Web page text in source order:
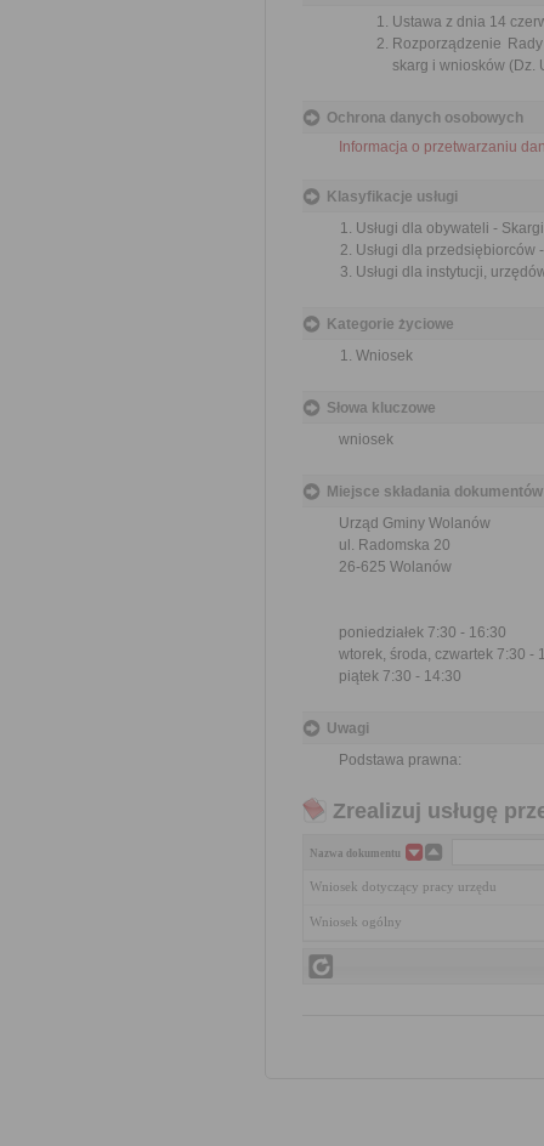
Ustawa z dnia 14
Rozporządzenie
skarg i wniosków (Dz.
Ochrona danych osobowych
Informacja o przetwarzaniu
Klasyfikacje usługi
Usługi dla obywateli -
Usługi dla przedsiębiorców
Usługi dla instytucji,
Kategorie życiowe
Wniosek
Słowa kluczowe
wniosek
Miejsce składania dokumentów
Urząd Gminy Wolanów
ul. Radomska 20
26-625 Wolanów
poniedziałek 7:30 - 16:30
wtorek, środa, czwartek 7:30 -
piątek 7:30 - 14:30
Uwagi
Podstawa prawna:
Zrealizuj usługę
Nazwa dokumentu
Wniosek dotyczący pracy urzędu
Wniosek ogólny